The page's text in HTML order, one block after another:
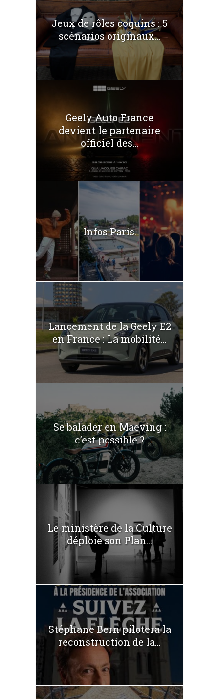
Jeux de rôles coquins : 5
scénarios originaux...
Geely Auto France
devient le partenaire
officiel des...
Infos Paris.
Lancement de la Geely E2
en France : La mobilité...
Se balader en Maeving :
c’est possible ?
Le ministère de la Culture
déploie son Plan...
Stéphane Bern pilotera la
reconstruction de la...